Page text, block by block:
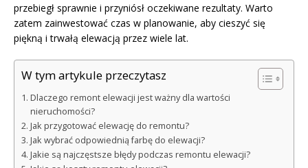
przebiegł sprawnie i przyniósł oczekiwane rezultaty. Warto
zatem zainwestować czas w planowanie, aby cieszyć się
piękną i trwałą elewacją przez wiele lat.
W tym artykule przeczytasz
Dlaczego remont elewacji jest ważny dla wartości
nieruchomości?
Jak przygotować elewację do remontu?
Jak wybrać odpowiednią farbę do elewacji?
Jakie są najczęstsze błędy podczas remontu elewacji?